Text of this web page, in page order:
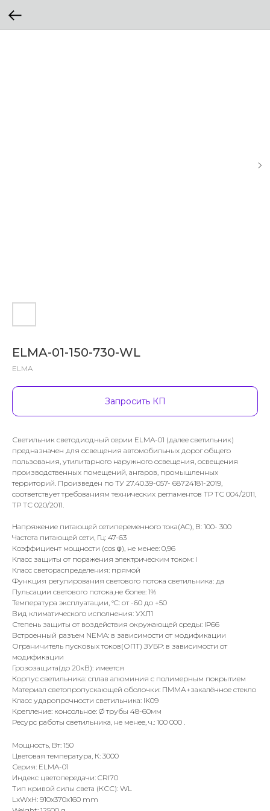
ELMA-01-150-730-WL
ELMA
Запросить КП
Светильник светодиодный серии ELMA-01 (далее светильник)
предназначен для освещения автомобильных дорог общего
пользования, утилитарного наружного освещения, освещения
производственных помещений, ангаров, промышленных
территорий. Произведен по ТУ 27.40.39-057- 68724181-2019,
соответствует требованиям технических регламентов ТР ТС 004/2011,
ТР ТС 020/2011.
Напряжение питающей сетипеременного тока(AC), В: 100- 300
Частота питающей сети, Гц: 47-63
Коэффициент мощности (cos φ), не менее: 0,96
Класс защиты от поражения электрическим током: I
Класс светораспределения: прямой
Функция регулирования светового потока светильника: да
Пульсации светового потока,не более: 1%
Температура эксплуатации, °C: от -60 до +50
Вид климатического исполнения: УХЛ1
Степень защиты от воздействия окружающей среды: IР66
Встроенный разъем NEMA: в зависимости от модификации
Ограничитель пусковых токов(ОПТ) ЗУБР: в зависимости от
модификации
Грозозащита(до 20кВ): имеется
Корпус светильника: сплав алюминия с полимерным покрытием
Материал светопропускающей оболочки: ПММА+закалённое стекло
Класс ударопрочности светильника: IK09
Крепление: консольное: Ø трубы 48-60мм
Ресурс работы светильника, не менее, ч.: 100 000 .
Мощность, Вт: 150
Цветовая температура, К: 3000
Серия: ELMA-01
Индекс цветопередачи: CRI70
Тип кривой силы света (КСС): WL
LxWxH: 910x370x160 mm